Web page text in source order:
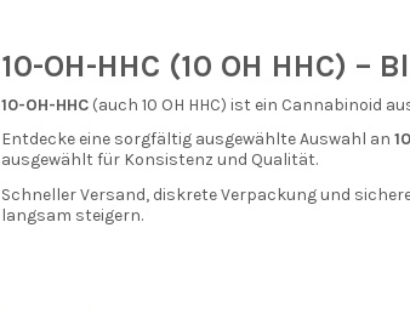
10-OH-HHC (10 OH HHC)
10-OH-HHC (auch 10 OH HHC) ist ein Cannabinoid
Entdecke eine sorgfältig ausgewählte Auswahl an
ausgewählt für Konsistenz und Qualität.
Schneller Versand, diskrete Verpackung und
langsam steigern.